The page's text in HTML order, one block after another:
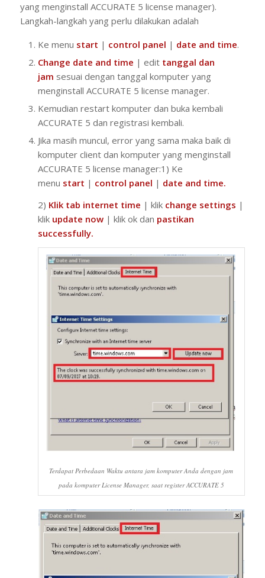
yang menginstall ACCURATE 5 license manager).
Langkah-langkah yang perlu dilakukan adalah
Ke menu start | control panel | date and time.
Change date and time | edittanggal dan
jam sesuai dengan tanggal komputer yang
menginstall ACCURATE 5 license manager.
Kemudian restart komputer dan buka kembali
ACCURATE 5 dan registrasi kembali.
Jika masih muncul, error yang sama maka baik di
komputer client dan komputer yang menginstall
ACCURATE 5 license manager:1) Ke
menu start | control panel | date and time.
2) Klik tab internet time | klikchange settings |
klikupdate now| klik ok dan pastikan
successfully.
Terdapat Perbedaan Waktu antara jam komputer Anda dengan jam
pada komputer License Manager, saat register ACCURATE 5